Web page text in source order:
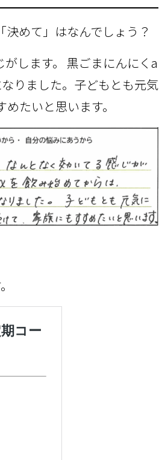
めて」はなんでしょう？
します。 黒ごまにんにくa
りました。子どもとも元気
たいと思います。